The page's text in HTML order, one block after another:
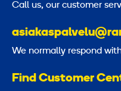
Call us, our customer
We normally respond
Find Customer